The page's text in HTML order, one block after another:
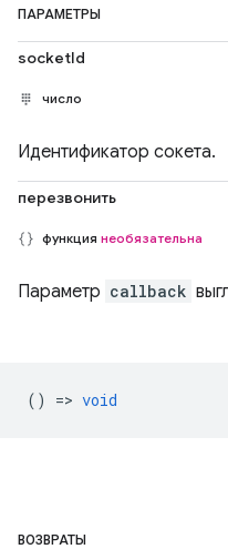
ПАРАМЕТРЫ
socketId
число
Идентификатор сокета.
перезвонить
функция необязательна
Параметр callback
() => void
ВОЗВРАТЫ